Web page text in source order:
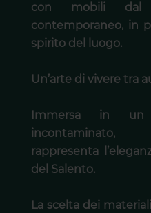
con mobili dal
contemporaneo, in
spirito del luogo.
Un’arte di vivere tra
Immersa in un
rappresenta
del Salento.
La scelta dei